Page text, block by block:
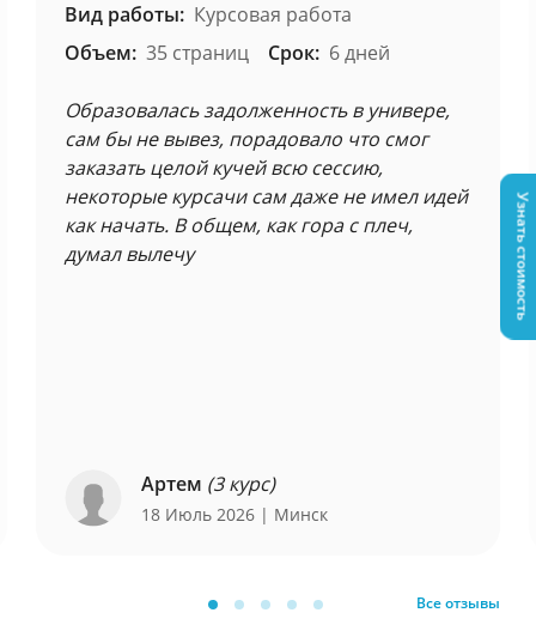
Вид работы: Курсовая работа
Объем: 35 страниц Срок: 6 дней
Образовалась задолженность в универе,
сам бы не вывез, порадовало что смог
заказать целой кучей всю сессию,
некоторые курсачи сам даже не имел идей
как начать. В общем, как гора с плеч,
думал вылечу
Артем (3 курс)
18 Июль 2026 | Минск
Все отзывы
Узнать стоимость